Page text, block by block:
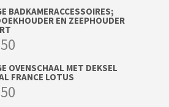
BADKAMERACCESSOIRES;
EN ZEEPHOUDER
OVENSCHAAL MET DEKSEL
FRANCE LOTUS